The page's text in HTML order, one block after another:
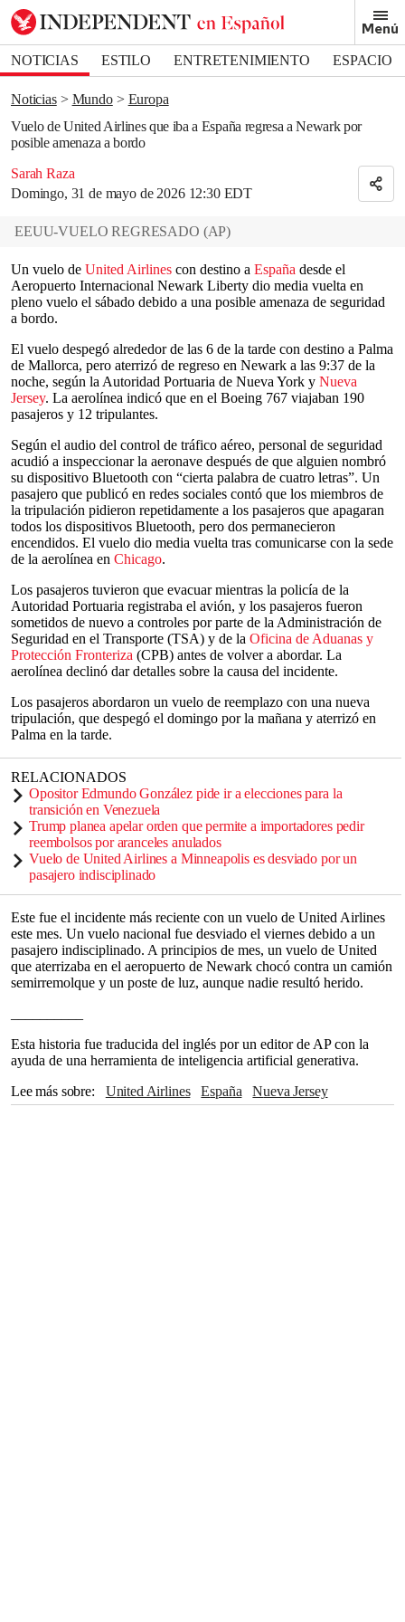
Menú
NOTICIAS ESTILO ENTRETENIMIENTO
ESPACIO
DEPORTES
Noticias Mundo
Europa
Vuelo de United Airlines que iba a España regresa a Newark por
posible amenaza a bordo
Sarah Raza
Domingo, 31 de mayo de 2026 12:30 EDT
Bookmark popover
Removed from bookmarks
Close popover
EEUU-VUELO REGRESADO (AP)
Un vuelo de United Airlines con destino a España desde el
Aeropuerto Internacional Newark Liberty dio media vuelta en
pleno vuelo el sábado debido a una posible amenaza de seguridad
a bordo.
El vuelo despegó alrededor de las 6 de la tarde con destino a Palma
de Mallorca, pero aterrizó de regreso en Newark a las 9:37 de la
noche, según la Autoridad Portuaria de Nueva York y Nueva
Jersey. La aerolínea indicó que en el Boeing 767 viajaban 190
pasajeros y 12 tripulantes.
Según el audio del control de tráfico aéreo, personal de seguridad
acudió a inspeccionar la aeronave después de que alguien nombró
su dispositivo Bluetooth con “cierta palabra de cuatro letras”. Un
pasajero que publicó en redes sociales contó que los miembros de
la tripulación pidieron repetidamente a los pasajeros que apagaran
todos los dispositivos Bluetooth, pero dos permanecieron
encendidos. El vuelo dio media vuelta tras comunicarse con la sede
de la aerolínea en Chicago.
Los pasajeros tuvieron que evacuar mientras la policía de la
Autoridad Portuaria registraba el avión, y los pasajeros fueron
sometidos de nuevo a controles por parte de la Administración de
Seguridad en el Transporte (TSA) y de la Oficina de Aduanas y
Protección Fronteriza (CPB) antes de volver a abordar. La
aerolínea declinó dar detalles sobre la causa del incidente.
Los pasajeros abordaron un vuelo de reemplazo con una nueva
tripulación, que despegó el domingo por la mañana y aterrizó en
Palma en la tarde.
RELACIONADOS
Opositor Edmundo González pide ir a elecciones para la
transición en Venezuela
Trump planea apelar orden que permite a importadores pedir
reembolsos por aranceles anulados
Vuelo de United Airlines a Minneapolis es desviado por un
pasajero indisciplinado
Este fue el incidente más reciente con un vuelo de United Airlines
este mes. Un vuelo nacional fue desviado el viernes debido a un
pasajero indisciplinado. A principios de mes, un vuelo de United
que aterrizaba en el aeropuerto de Newark chocó contra un camión
semirremolque y un poste de luz, aunque nadie resultó herido.
Esta historia fue traducida del inglés por un editor de AP con la
ayuda de una herramienta de inteligencia artificial generativa.
Lee más sobre
United Airlines España
Nueva Jersey